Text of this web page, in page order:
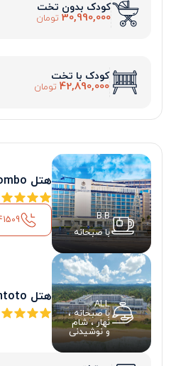
کودک بدون تخت
30,990,000 تومان
کودک با تخت
42,890,000 تومان
B.B
با صبحانه
هتل the kingsbury colombo
ALL
با صبحانه ،
نهار ، شام
و نوشیدنی
هتل riu hotel bentoto